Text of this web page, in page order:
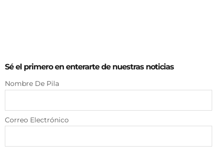
Sé el primero en enterarte de nuestras noticias
Nombre De Pila
Correo Electrónico